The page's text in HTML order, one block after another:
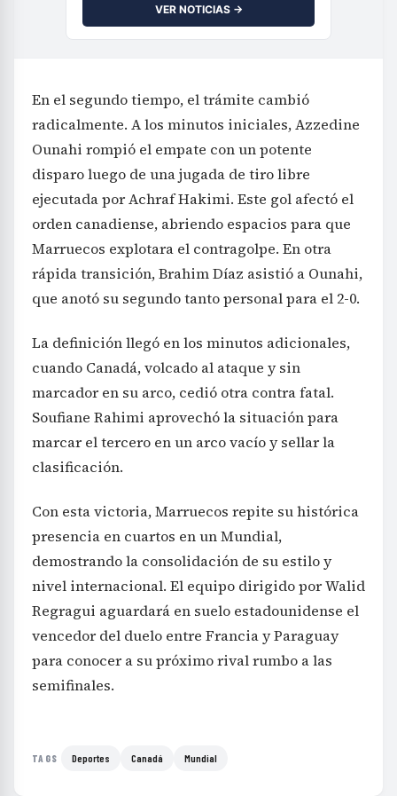
VER NOTICIAS →
En el segundo tiempo, el trámite cambió
radicalmente. A los minutos iniciales, Azzedine
Ounahi rompió el empate con un potente
disparo luego de una jugada de tiro libre
ejecutada por Achraf Hakimi. Este gol afectó el
orden canadiense, abriendo espacios para que
Marruecos explotara el contragolpe. En otra
rápida transición, Brahim Díaz asistió a Ounahi,
que anotó su segundo tanto personal para el 2-0.
La definición llegó en los minutos adicionales,
cuando Canadá, volcado al ataque y sin
marcador en su arco, cedió otra contra fatal.
Soufiane Rahimi aprovechó la situación para
marcar el tercero en un arco vacío y sellar la
clasificación.
Con esta victoria, Marruecos repite su histórica
presencia en cuartos en un Mundial,
demostrando la consolidación de su estilo y
nivel internacional. El equipo dirigido por Walid
Regragui aguardará en suelo estadounidense el
vencedor del duelo entre Francia y Paraguay
para conocer a su próximo rival rumbo a las
semifinales.
TAGS Deportes Canadá Mundial